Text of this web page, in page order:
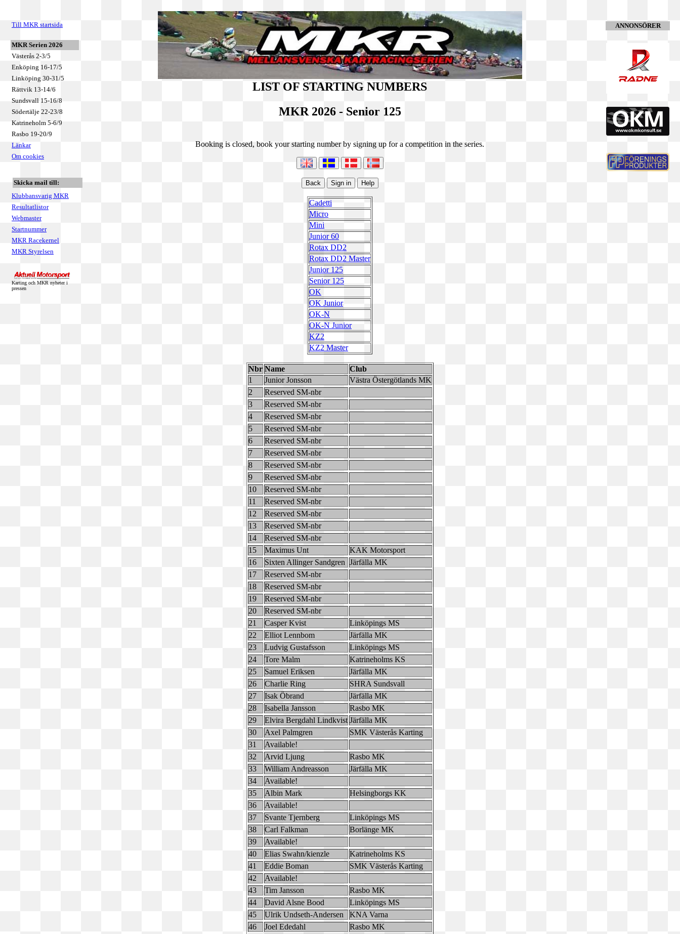
Till MKR startsida
MKR Serien 2026
Västerås 2-3/5
Enköping 16-17/5
Linköping 30-31/5
Rättvik 13-14/6
Sundsvall 15-16/8
Södertälje 22-23/8
Katrineholm 5-6/9
Rasbo 19-20/9
Länkar
Om cookies
Skicka mail till:
Klubbansvarig MKR
Resultatlistor
Webmaster
Startnummer
MKR Racekernel
MKR Styrelsen
Karting och MKR nyheter i
pressen
LIST OF STARTING NUMBERS
MKR 2026 - Senior 125
Booking is closed, book your starting number by signing up for a competition in the series.
Cadetti
Micro
Mini
Junior 60
Rotax DD2
Rotax DD2 Master
Junior 125
Senior 125
OK
OK Junior
OK-N
OK-N Junior
KZ2
KZ2 Master
Nbr Name
Club
1
Junior Jonsson
Västra Östergötlands MK
2
Reserved SM-nbr
3
Reserved SM-nbr
4
Reserved SM-nbr
5
Reserved SM-nbr
6
Reserved SM-nbr
7
Reserved SM-nbr
8
Reserved SM-nbr
9
Reserved SM-nbr
10
Reserved SM-nbr
11
Reserved SM-nbr
12
Reserved SM-nbr
13
Reserved SM-nbr
14
Reserved SM-nbr
15
Maximus Unt
KAK Motorsport
16
Sixten Allinger Sandgren Järfälla MK
17
Reserved SM-nbr
18
Reserved SM-nbr
19
Reserved SM-nbr
20
Reserved SM-nbr
21
Casper Kvist
Linköpings MS
22
Elliot Lennbom
Järfälla MK
23
Ludvig Gustafsson
Linköpings MS
24
Tore Malm
Katrineholms KS
25
Samuel Eriksen
Järfälla MK
26
Charlie Ring
SHRA Sundsvall
27
Isak Öbrand
Järfälla MK
28
Isabella Jansson
Rasbo MK
29
Elvira Bergdahl Lindkvist Järfälla MK
30
Axel Palmgren
SMK Västerås Karting
31
Available!
32
Arvid Ljung
Rasbo MK
33
William Andreasson
Järfälla MK
34
Available!
35
Albin Mark
Helsingborgs KK
36
Available!
37
Svante Tjernberg
Linköpings MS
38
Carl Falkman
Borlänge MK
39
Available!
40
Elias Swahn/kienzle
Katrineholms KS
41
Eddie Boman
SMK Västerås Karting
42
Available!
43
Tim Jansson
Rasbo MK
44
David Alsne Bood
Linköpings MS
45
Ulrik Undseth-Andersen
KNA Varna
46
Joel Ededahl
Rasbo MK
ANNONSÖRER